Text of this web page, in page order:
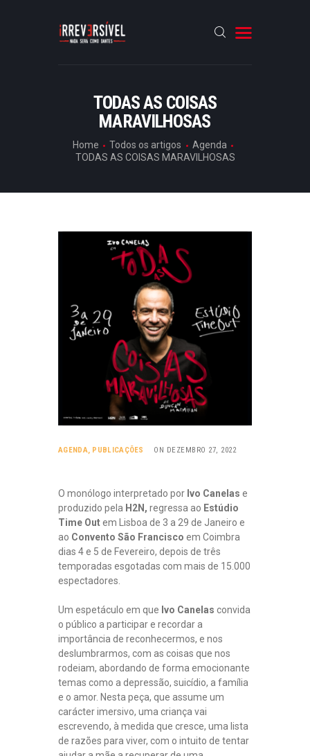
TODAS AS COISAS
MARAVILHOSAS
Home Todos os artigos
Agenda
TODAS AS COISAS MARAVILHOSAS
CRÓNICAS
ENTREVISTAS
ARTIGOS
AGENDA, PUBLICAÇÕES ON DEZEMBRO 27, 2022
O monólogo interpretado por Ivo Canelas e
produzido pela H2N, regressa ao Estúdio
Time Outem Lisboa de 3 a 29 de Janeiro e
ao Convento São Francisco em Coimbra
dias 4 e 5 de Fevereiro, depois de três
temporadas esgotadas com mais de 15.000
espectadores.
Um espetáculo em que Ivo Canelas convida
o público a participar e recordar a
importância de reconhecermos, e nos
deslumbrarmos, com as coisas que nos
rodeiam, abordando de forma emocionante
temas como a depressão, suicídio, a família
e o amor. Nesta peça, que assume um
carácter imersivo, uma criança vai
escrevendo, à medida que cresce, uma lista
de razões para viver, com o intuito de tentar